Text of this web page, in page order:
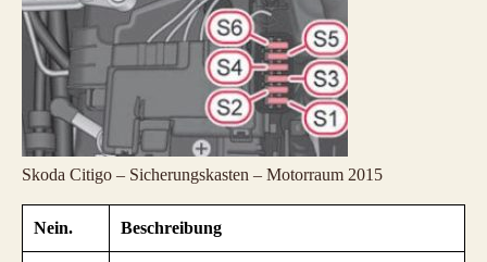
Skoda Citigo – Sicherungskasten – Motorraum 2015
Nein. Beschreibung